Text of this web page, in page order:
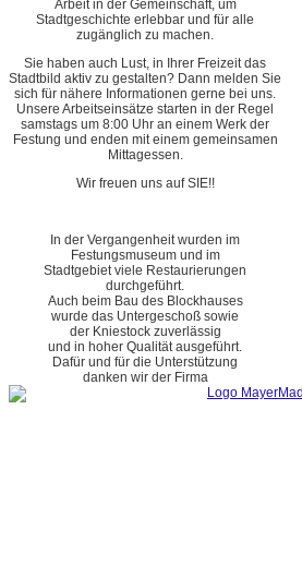
Arbeit in der Gemeinschaft, um
Stadtgeschichte erlebbar und für alle
zugänglich zu machen.
Sie haben auch Lust, in Ihrer Freizeit das
Stadtbild aktiv zu gestalten? Dann melden Sie
sich für nähere Informationen gerne bei uns.
Unsere Arbeitseinsätze starten in der Regel
samstags um 8:00 Uhr an einem Werk der
Festung und enden mit einem gemeinsamen
Mittagessen.
Wir freuen uns auf SIE!!
In der Vergangenheit wurden im
Festungsmuseum und im
Stadtgebiet viele Restaurierungen
durchgeführt.
Auch beim Bau des Blockhauses
wurde das Untergeschoß sowie
der Kniestock zuverlässig
und in hoher Qualität ausgeführt.
Dafür und für die Unterstützung
danken wir der Firma